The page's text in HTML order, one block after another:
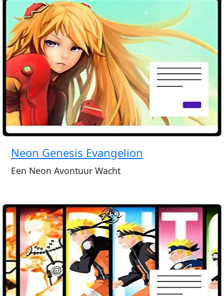
Neon Genesis Evangelion
Een Neon Avontuur Wacht